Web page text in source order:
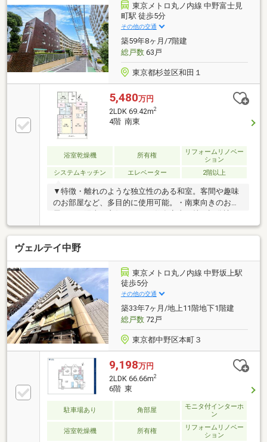
東京メトロ丸ノ内線 中野富士見
町駅 徒歩5分
その他の交通
築59年8ヶ月/7階建
総戸数63戸
東京都杉並区和田１
5,480万円
2LDK 69.42m2
4階 南東
浴室乾燥機 所有権
リフォームリノベー
ション
システムキッチン
エレベーター 2階以上
▼特徴・離れのような独立性のある和室。客間や趣味
のお部屋など、多目的に使用可能。・南東向きのお部
屋のため陽当り良好です。・住友商事（株）旧分譲の
大規模マンション・約11.5帖の開放感あふれるLDK。
ゆとりある住空間が、上質な暮らしを演出します。・
四季折々の緑を感じられる中庭を備え、都心にいなが
ら自然を身近に感じられる住環境です。・各居室に収
納スペースを確保。お部屋をすっきりと広くお使いい
ただけます。■ 室内リフォーム履歴有（2013年4月施
工）・キッチン水栓金具交換・建具交換 ・クロス張
替 ・フロアタイル（玄関・SIC・洗面・トイレ）
ヴェルテイ中野
東京メトロ丸ノ内線 中野坂上駅
徒歩5分
その他の交通
築33年7ヶ月/地上11階地下1階建
総戸数72戸
東京都中野区本町３
9,198万円
2LDK 66.66m2
6階 東
駐車場あり 角部屋
モニタ付インターホ
ン
浴室乾燥機 所有権
リフォームリノベー
ション